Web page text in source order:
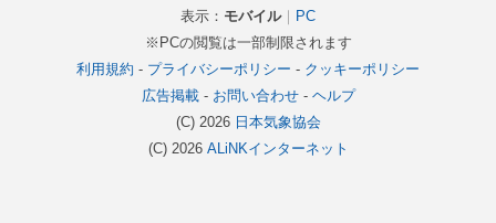
表示： モバイル｜ PC
※PCの閲覧は一部制限されます
利用規約 - プライバシーポリシー - クッキーポリシー
広告掲載- お問い合わせ- ヘルプ
(C) 2026 日本気象協会
(C) 2026 ALiNKインターネット